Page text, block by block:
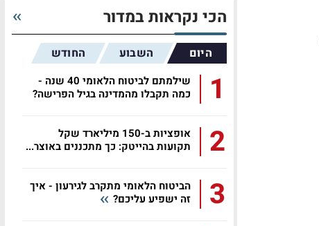
הכי נקראות במדור
היום השבוע החודש
1
שילמתם לביטוח הלאומי 40 שנה -
כמה תקבלו מהמדינה בגיל הפרישה?
2
אופציות ב-150 מיליארד שקל
תקועות בהייטק: כך מתכננים באוצר...
3
הביטוח הלאומי מתקרב לגירעון - איך
זה ישפיע עליכם?